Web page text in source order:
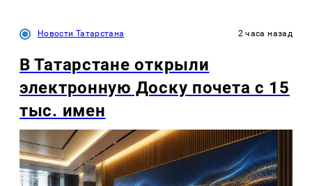
Новости Татарстана 2 часа назад
В Татарстане открыли
электронную Доску почета с 15
тыс. имен